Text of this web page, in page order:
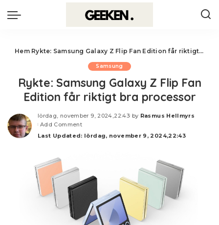
Hem Rykte: Samsung Galaxy Z Flip Fan Edition får riktigt bra processor
Samsung
Rykte: Samsung Galaxy Z Flip Fan
Edition får riktigt bra processor
lördag, november 9, 2024,22:43
Posted
by Rasmus Hellmyrs
Add Comment
Last Updated: lördag, november 9, 2024,22:43